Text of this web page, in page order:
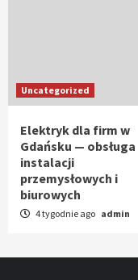
Uncategorized
Elektryk dla firm w
Gdańsku — obsługa
instalacji
przemysłowych i
biurowych
4 tygodnie ago admin